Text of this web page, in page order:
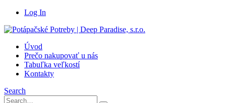
Log In
Úvod
Prečo nakupovať u nás
Tabuľka veľkostí
Kontakty
Search